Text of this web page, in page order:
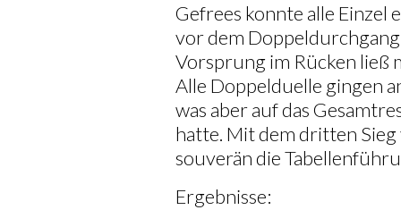
Gefrees konnte alle
vor dem
Vorsprung im Rücken ließ
Alle Doppelduelle gingen
was aber auf das
hatte. Mit dem dritten
souverän die
Ergebnisse: